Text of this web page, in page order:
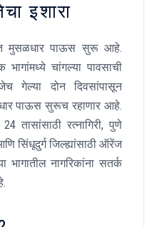
इशारा
मुसळधार पाऊस सुरू आहे.
चांगल्या पावसाची
गेल्या दोन दिवसांपासून
पाऊस सुरूच रहाणार आहे.
तासांसाठी रत्नागिरी, पुणे
सिंधूदुर्ग जिल्ह्यांसाठी ऑरेंज
नागरिकांना सतर्क